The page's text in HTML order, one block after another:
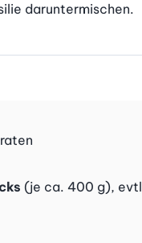
daruntermischen.
(je ca. 400 g),